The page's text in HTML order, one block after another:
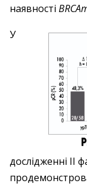
наявності
У
дослідженні ІІ